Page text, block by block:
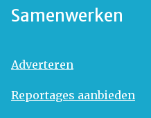
Samenwerken
Adverteren
Reportages aanbieden